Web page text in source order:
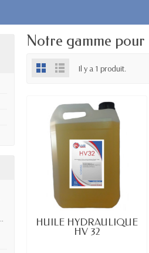
Notre gamme pour
Il y a 1 produit.
EN STOCK
HUILE HYDRAULIQUE
HV 32